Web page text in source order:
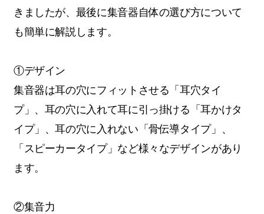
きましたが、最後に集音器自体の選び方について
も簡単に解説します。
①デザイン
集音器は耳の穴にフィットさせる「耳穴タイ
プ」、耳の穴に入れて耳に引っ掛ける「耳かけタ
イプ」、耳の穴に入れない「骨伝導タイプ」、
「スピーカータイプ」など様々なデザインがあり
ます。
②集音力